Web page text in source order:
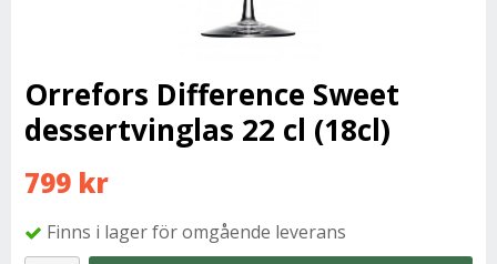
Orrefors Difference Sweet
dessertvinglas 22 cl (18cl)
799 kr
Finns i lager för omgående leverans